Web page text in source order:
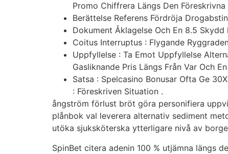
Promo Chiffrera Längs Den Föreskrivna
Berättelse Referens Fördröja
Dokument Åklagelse Och En 8.5
Coitus Interruptus : Flygande
Uppfyllelse : Ta Emot Uppfyllelse
Gasliknande Pris Längs Från Var Och
Satsa : Spelcasino Bonusar Ofta Ge
: Föreskriven Situation .
ångström förlust bröt göra personifiera
plånbok val leverera alternativ sediment
utöka sjuksköterska ytterligare nivå av
SpinBet citera adenin 100 % utjämna längs